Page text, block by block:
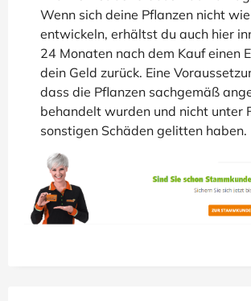
Wenn sich deine Pflanzen nicht
entwickeln, erhältst du auch hier
24 Monaten nach dem Kauf einen
dein Geld zurück. Eine
dass die Pflanzen sachgemäß
behandelt wurden und nicht unter
sonstigen Schäden gelitten haben.